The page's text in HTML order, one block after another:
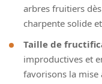
arbres fruitiers
charpente solide
Taille de
improductives et
favorisons la mise